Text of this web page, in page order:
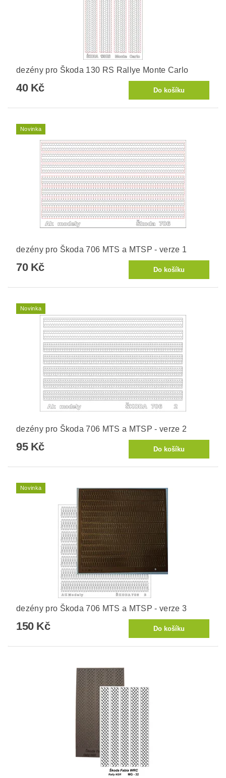
dezény pro Škoda 130 RS Rallye Monte Carlo
40 Kč
Novinka
dezény pro Škoda 706 MTS a MTSP - verze 1
70 Kč
Novinka
dezény pro Škoda 706 MTS a MTSP - verze 2
95 Kč
Novinka
dezény pro Škoda 706 MTS a MTSP - verze 3
150 Kč